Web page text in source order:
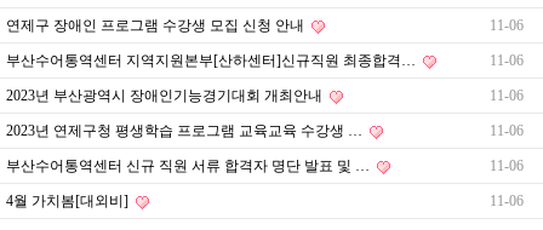
연제구 장애인 프로그램 수강생 모집 신청 안내 11-06
부산수어통역센터 지역지원본부[산하센터]신규직원 최종합격… 11-06
2023년 부산광역시 장애인기능경기대회 개최안내 11-06
2023년 연제구청 평생학습 프로그램 교육교육 수강생 … 11-06
부산수어통역센터 신규 직원 서류 합격자 명단 발표 및 … 11-06
4월 가치봄[대외비] 11-06